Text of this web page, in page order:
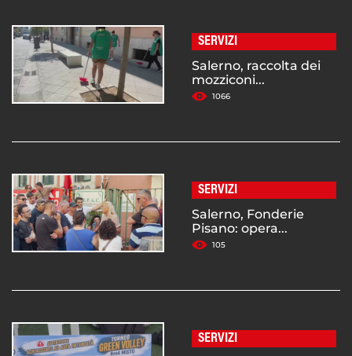
SERVIZI
Salerno, raccolta dei
mozziconi...
1066
SERVIZI
Salerno, Fonderie
Pisano: opera...
105
SERVIZI